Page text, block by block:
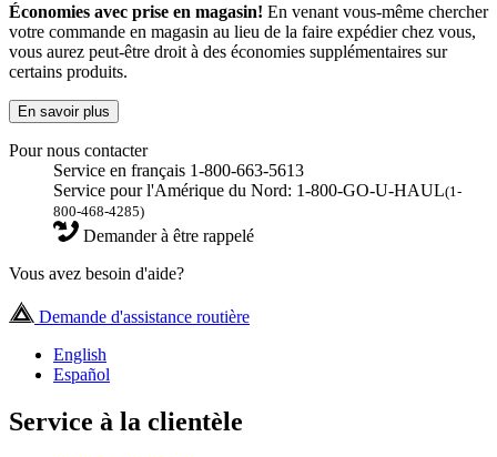
Économies avec prise en magasin! En venant vous-même chercher
votre commande en magasin au lieu de la faire expédier chez vous,
vous aurez peut-être droit à des économies supplémentaires sur
certains produits.
En savoir plus
Pour nous contacter
Service en français 1-800-663-5613
Service pour l'Amérique du Nord: 1-800-GO-U-HAUL(1-
800-468-4285)
Demander à être rappelé
Vous avez besoin d'aide?
Demande d'assistance routière
English
Español
Service à la clientèle